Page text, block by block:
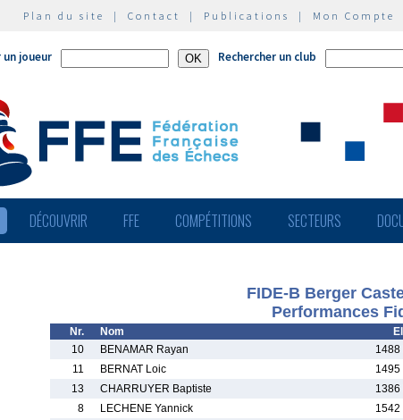
Plan du site | Contact | Publications | Mon Compte
un joueur Rechercher un club
DÉCOUVRIR FFE COMPÉTITIONS SECTEURS
FIDE-B Berger
Performances
Nr. Nom
10
BENAMAR Rayan 1488
11
BERNAT Loic 1495
13
CHARRUYER Baptiste 1386
8
LECHENE Yannick 1542